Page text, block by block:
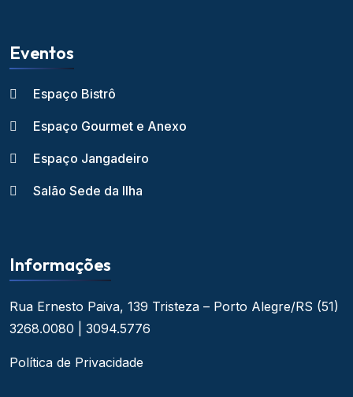
Eventos
Espaço Bistrô
Espaço Gourmet e Anexo
Espaço Jangadeiro
Salão Sede da Ilha
Informações
Rua Ernesto Paiva, 139 Tristeza – Porto Alegre/RS (51)
3268.0080 | 3094.5776
Política de Privacidade